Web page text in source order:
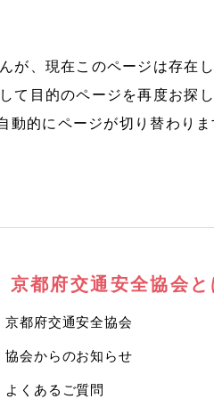
が、現在このページは存在し
て目的のページを再度お探
動的にページが切り替わりま
京都府交通安全協会と
京都府交通安全協会
協会からのお知らせ
よくあるご質問